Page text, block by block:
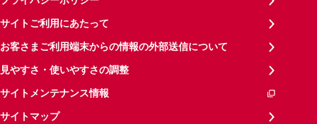
サイトご利用にあたって
お客さまご利用端末からの情報の外部送信について
見やすさ・使いやすさの調整
サイトメンテナンス情報
サイトマップ